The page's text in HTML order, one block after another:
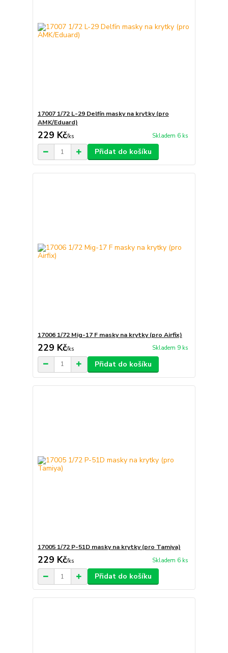
17007 1/72 L-29 Delfín masky na krytky (pro
AMK/Eduard)
229 Kč/ks Skladem 6 ks
Přidat do košíku
17006 1/72 Mig-17 F masky na krytky (pro Airfix)
229 Kč/ks Skladem 9 ks
Přidat do košíku
17005 1/72 P-51D masky na krytky (pro Tamiya)
229 Kč/ks Skladem 6 ks
Přidat do košíku